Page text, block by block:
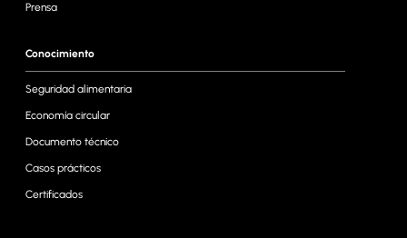
Prensa
Conocimiento
Seguridad alimentaria
Economía circular
Documento técnico
Casos prácticos
Certificados